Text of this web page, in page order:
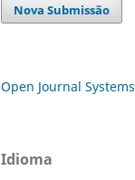
Nova Submissão
Open Journal Systems
Idioma